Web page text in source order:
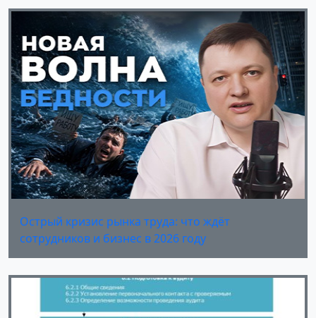
Острый кризис рынка труда: что ждёт
сотрудников и бизнес в 2026 году